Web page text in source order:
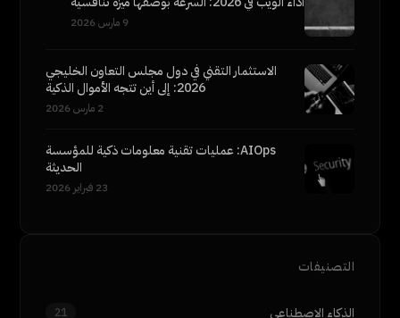
9 مارس 2026
الاستثمار التقني في دول مجلس التعاون الخليجي
2026: إلى أين تتجه الأموال الذكية
2 مارس 2026
AIOps: عمليات تقنية معلومات ذكية للمؤسسة
الحديثة
23 فبراير 2026
التصنيفات
الذكاء الاصطناعي 21